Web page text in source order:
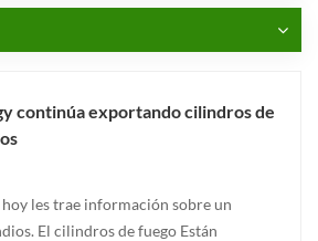
continúa exportando cilindros de
hoy les trae información sobre un
El cilindros de fuego Están